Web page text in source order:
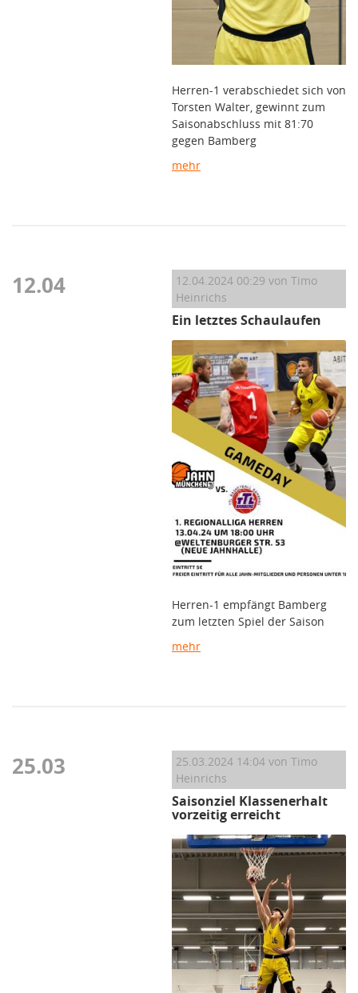
Herren-1 verabschiedet sich von
Torsten Walter, gewinnt zum
Saisonabschluss mit 81:70
gegen Bamberg
mehr
12.04 12.04.2024 00:29 von Timo
Heinrichs
Ein letztes Schaulaufen
Herren-1 empfängt Bamberg
zum letzten Spiel der Saison
mehr
25.03 25.03.2024 14:04 von Timo
Heinrichs
Saisonziel Klassenerhalt
vorzeitig erreicht